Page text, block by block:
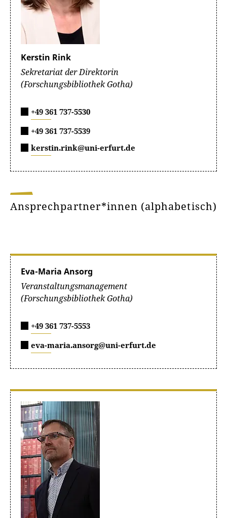
Kerstin Rink
Sekretariat der Direktorin
(Forschungsbibliothek Gotha)
+49 361 737-5530
+49 361 737-5539
kerstin.rink@uni-erfurt.de
Ansprechpartner*innen (alphabetisch)
Eva-Maria Ansorg
Veranstaltungsmanagement
(Forschungsbibliothek Gotha)
+49 361 737-5553
eva-maria.ansorg@uni-erfurt.de